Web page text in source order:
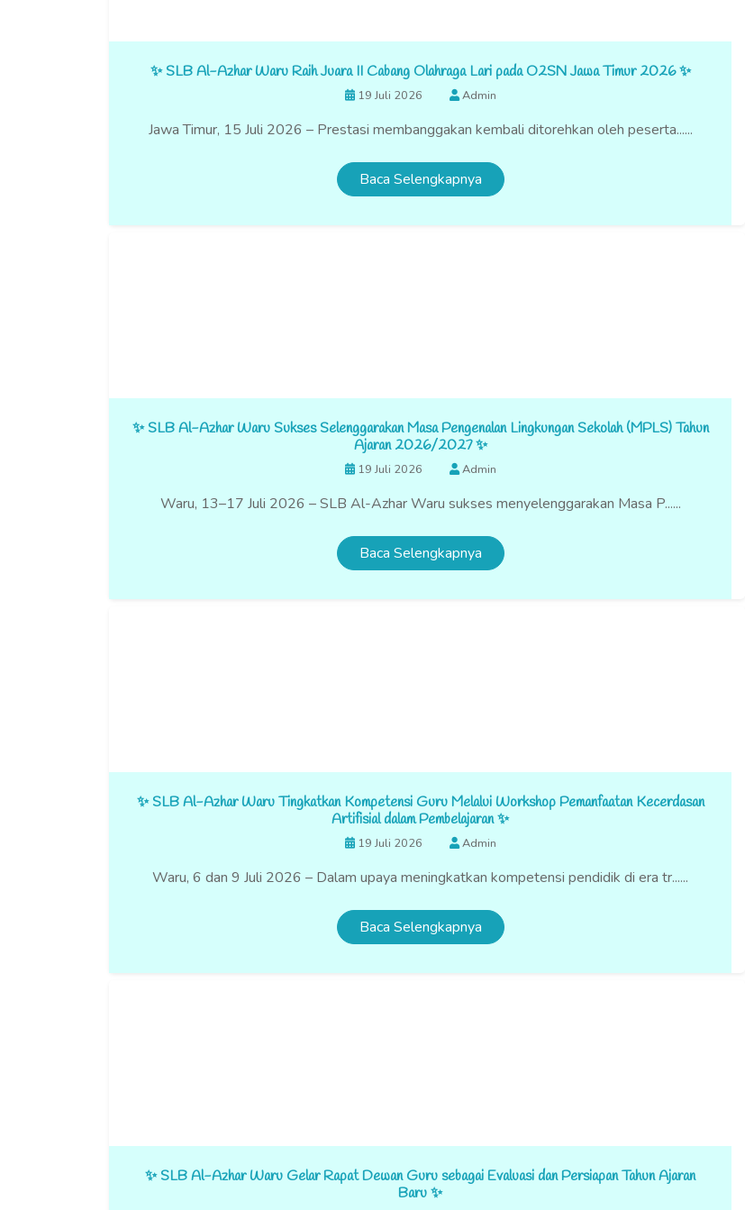
✨ SLB Al-Azhar Waru Raih Juara II Cabang Olahraga Lari pada O2SN Jawa Timur 2026 ✨
19 Juli 2026 Admin
Jawa Timur, 15 Juli 2026 – Prestasi membanggakan kembali ditorehkan oleh peserta......
Baca Selengkapnya
✨ SLB Al-Azhar Waru Sukses Selenggarakan Masa Pengenalan Lingkungan Sekolah (MPLS) Tahun
Ajaran 2026/2027 ✨
19 Juli 2026 Admin
Waru, 13–17 Juli 2026 – SLB Al-Azhar Waru sukses menyelenggarakan Masa P......
Baca Selengkapnya
✨ SLB Al-Azhar Waru Tingkatkan Kompetensi Guru Melalui Workshop Pemanfaatan Kecerdasan
Artifisial dalam Pembelajaran ✨
19 Juli 2026 Admin
Waru, 6 dan 9 Juli 2026 – Dalam upaya meningkatkan kompetensi pendidik di era tr......
Baca Selengkapnya
✨ SLB Al-Azhar Waru Gelar Rapat Dewan Guru sebagai Evaluasi dan Persiapan Tahun Ajaran
Baru ✨